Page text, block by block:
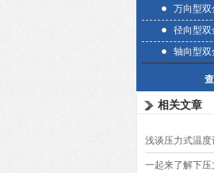
万向型双
径向型双
轴向型双
相关文章
浅谈压力式温
和优势
一起来了解下